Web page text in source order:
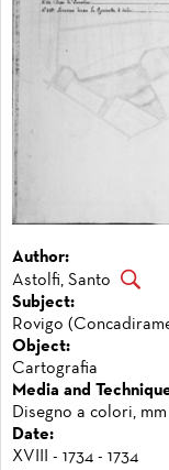
Author:
Astolfi, Santo
Subject:
Rovigo
Object:
Cartografia
Media and
Disegno a colori,
Date:
XVIII - 1734 - 1734